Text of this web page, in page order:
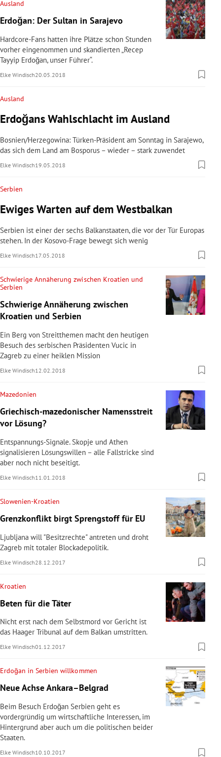
Ausland
Erdoğan: Der Sultan in Sarajevo
Hardcore-Fans hatten ihre Plätze schon Stunden
vorher eingenommen und skandierten „Recep
Tayyip Erdoğan, unser Führer“.
Elke Windisch20.05.2018
Ausland
Erdoğans Wahlschlacht im Ausland
Bosnien/Herzegowina: Türken-Präsident am Sonntag in Sarajewo,
das sich dem Land am Bosporus – wieder – stark zuwendet
Elke Windisch19.05.2018
Serbien
Ewiges Warten auf dem Westbalkan
Serbien ist einer der sechs Balkanstaaten, die vor der Tür Europas
stehen. In der Kosovo-Frage bewegt sich wenig
Elke Windisch17.05.2018
Schwierige Annäherung zwischen Kroatien und
Serbien
Schwierige Annäherung zwischen
Kroatien und Serbien
Ein Berg von Streitthemen macht den heutigen
Besuch des serbischen Präsidenten Vucic in
Zagreb zu einer heiklen Mission
Elke Windisch12.02.2018
Mazedonien
Griechisch-mazedonischer Namensstreit
vor Lösung?
Entspannungs-Signale. Skopje und Athen
signalisieren Lösungswillen – alle Fallstricke sind
aber noch nicht beseitigt.
Elke Windisch11.01.2018
Slowenien-Kroatien
Grenzkonflikt birgt Sprengstoff für EU
Ljubljana will "Besitzrechte" antreten und droht
Zagreb mit totaler Blockadepolitik.
Elke Windisch28.12.2017
Kroatien
Beten für die Täter
Nicht erst nach dem Selbstmord vor Gericht ist
das Haager Tribunal auf dem Balkan umstritten.
Elke Windisch01.12.2017
Erdoğan in Serbien willkommen
Neue Achse Ankara–Belgrad
Beim Besuch Erdoğan Serbien geht es
vordergründig um wirtschaftliche Interessen, im
Hintergrund aber auch um die politischen beider
Staaten.
Elke Windisch10.10.2017